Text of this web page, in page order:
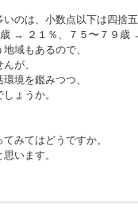
のは、小数点以下は四捨
→ ２１％、７５〜７９歳
域もあるので、
が、
境を鑑みつつ、
ょうか。
みてはどうですか。
います。